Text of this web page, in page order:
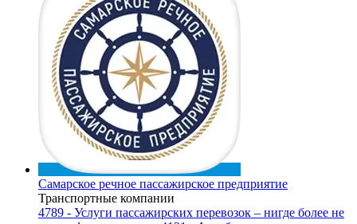
Самарское речное пассажирское предприятие
Транспортные компании
4789 - Услуги пассажирских перевозок – нигде более не